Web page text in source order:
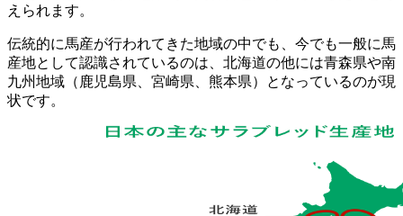
えられます。
伝統的に馬産が行われてきた地域の中でも、今でも一般に馬
産地として認識されているのは、北海道の他には青森県や南
九州地域（鹿児島県、宮崎県、熊本県）となっているのが現
状です。